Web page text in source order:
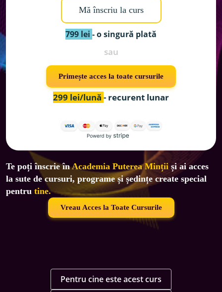
Mă înscriu la curs
799 lei - o singură plată
sau
Primește acces la toate cursurile
299 lei/lună - recurent lunar
Te poți înscrie în Academia Puterea Minții și ai acces
la sute de cursuri, programe și ședințe create special
pentru tine.
Vreau Acces la Toate Cursurile
Pentru cine este acest curs